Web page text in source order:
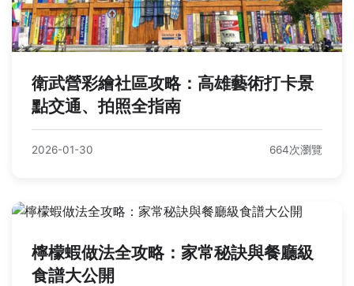
衛武營彩繪社區攻略：高雄藝術打卡景
點交通、拍照全指南
2026-01-30 664次瀏覽
檸檬蝦做法全攻略：家常秘訣與餐廳級
食譜大公開